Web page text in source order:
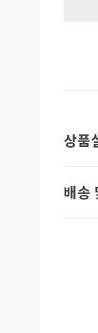
상품
배송